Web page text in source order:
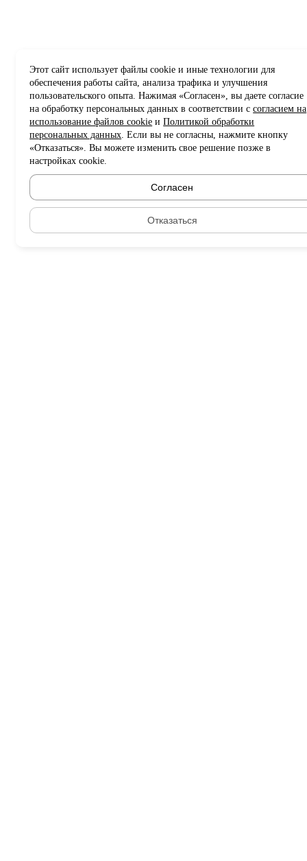
Этот сайт использует файлы cookie и иные технологии для
обеспечения работы сайта, анализа трафика и улучшения
пользовательского опыта. Нажимая «Согласен», вы даете согласие
на обработку персональных данных в соответствии ссогласием на
использование файлов cookie иПолитикой обработки
персональных данных. Если вы не согласны, нажмите кнопку
«Отказаться». Вы можете изменить свое решение позже в
настройках cookie.
Согласен
Отказаться